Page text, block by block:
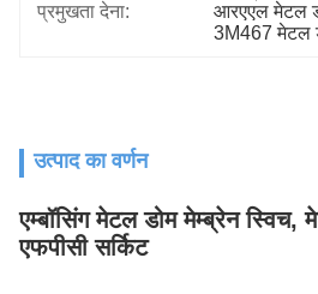
प्रमुखता देना: आरएएल मेटल
3M467 मेटल
उत्पाद का वर्णन
एम्बॉसिंग मेटल डोम मेम्ब्रेन स्विच,
एफपीसी सर्किट